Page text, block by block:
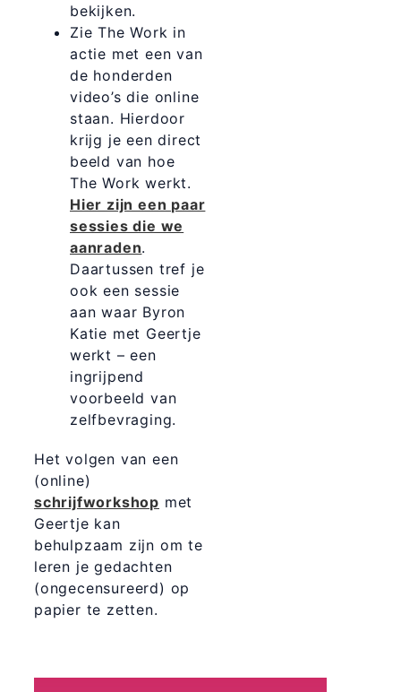
bekijken.
Zie The Work in
actie met een van
de honderden
video’s die online
staan. Hierdoor
krijg je een direct
beeld van hoe
The Work werkt.
Hier zijn een paar
sessies die we
aanraden.
Daartussen tref je
ook een sessie
aan waar Byron
Katie met Geertje
werkt – een
ingrijpend
voorbeeld van
zelfbevraging.
Het volgen van een
(online)
schrijfworkshop met
Geertje kan
behulpzaam zijn om te
leren je gedachten
(ongecensureerd) op
papier te zetten.